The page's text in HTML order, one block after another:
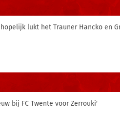
lukt het Trauner Hancko en
bij FC Twente voor Zerrouki'